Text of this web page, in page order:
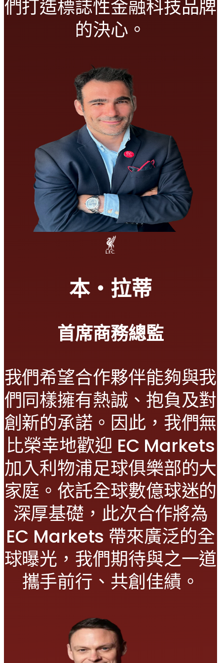
們打造標誌性金融科技品牌
的決心。
本・拉蒂
首席商務總監
我們希望合作夥伴能夠與我
們同樣擁有熱誠、抱負及對
創新的承諾。因此，我們無
比榮幸地歡迎 EC Markets
加入利物浦足球俱樂部的大
家庭。依託全球數億球迷的
深厚基礎，此次合作將為
EC Markets 帶來廣泛的全
球曝光，我們期待與之一道
攜手前行、共創佳績。